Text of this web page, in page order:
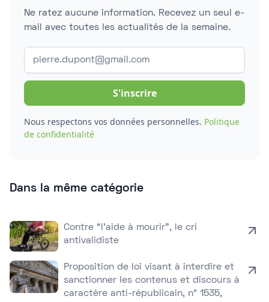
Ne ratez aucune information. Recevez un seul e-
mail avec toutes les actualités de la semaine.
Nous respectons vos données personnelles. Politique
de confidentialité
Dans la même catégorie
Contre “l’aide à mourir”, le cri
antivalidiste
Proposition de loi visant à interdire et
sanctionner les contenus et discours à
caractère anti-républicain, n° 1535,